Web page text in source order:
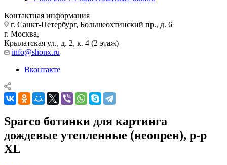
Контактная информация
г. Санкт-Петербург, Большеохтинский пр., д. 6
г. Москва,
Крылатская ул., д. 2, к. 4 (2 этаж)
info@shonx.ru
Вконтакте
Sparco ботинки для картинга
дождевые утепленные (неопрен), р-р
XL